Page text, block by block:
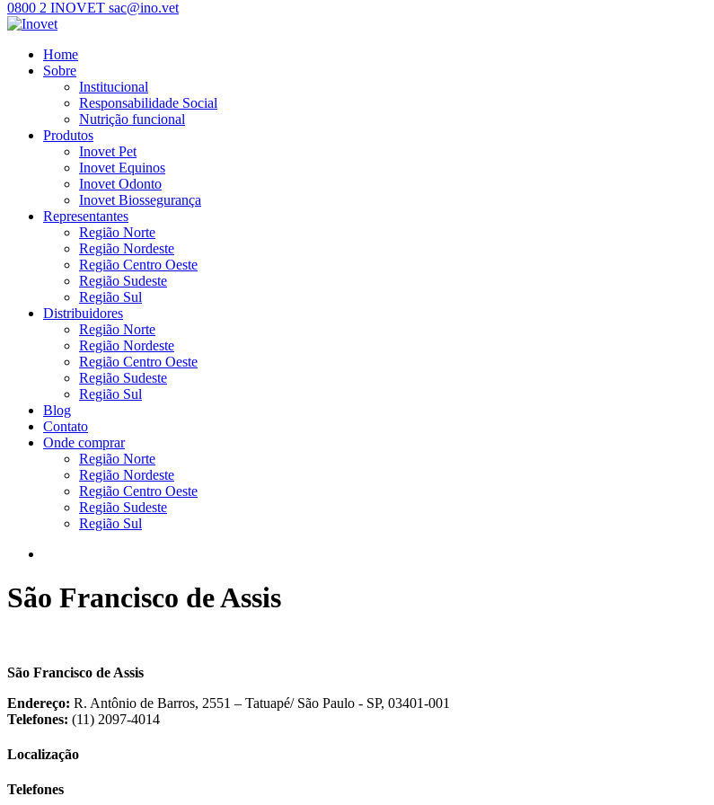
0800 2 INOVET sac@ino.vet
Home
Sobre
Institucional
Responsabilidade Social
Nutrição funcional
Produtos
Inovet Pet
Inovet Equinos
Inovet Odonto
Inovet Biossegurança
Representantes
Região Norte
Região Nordeste
Região Centro Oeste
Região Sudeste
Região Sul
Distribuidores
Região Norte
Região Nordeste
Região Centro Oeste
Região Sudeste
Região Sul
Blog
Contato
Onde comprar
Região Norte
Região Nordeste
Região Centro Oeste
Região Sudeste
Região Sul
São Francisco de Assis
São Francisco de Assis
Endereço: R. Antônio de Barros, 2551 – Tatuapé/ São Paulo - SP, 03401-001
Telefones: (11) 2097-4014
Localização
Telefones